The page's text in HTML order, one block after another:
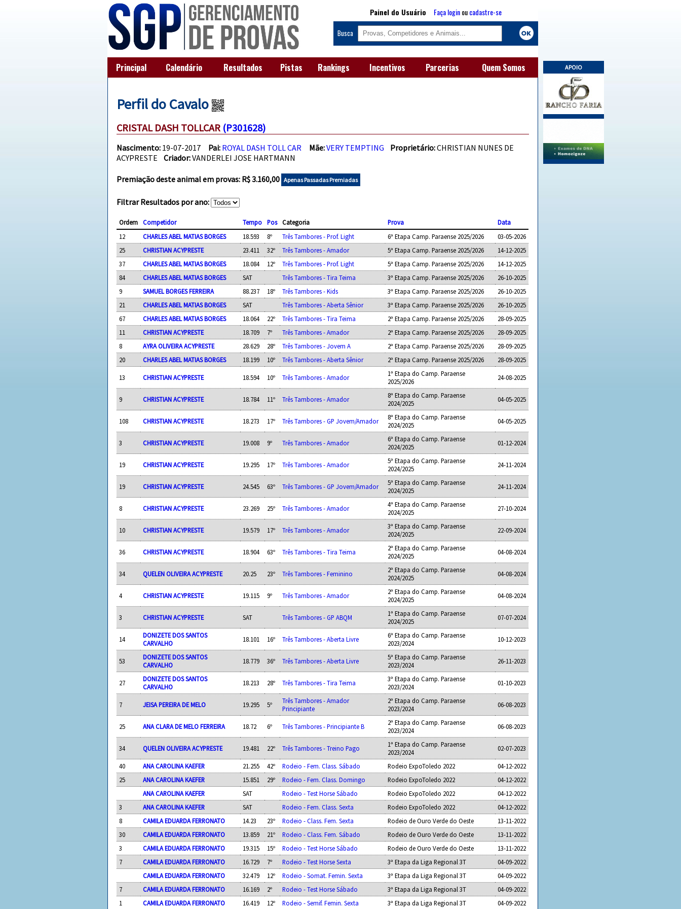
APOIO
Painel do Usuário Faça loginoucadastre-se
Busca
Principal Calendário Resultados Pistas Rankings Incentivos Parcerias Quem Somos
Perfil do Cavalo
CRISTAL DASH TOLLCAR (P301628)
Nascimento: 19-07-2017 Pai: ROYAL DASH TOLL CAR Mãe:VERY TEMPTING Proprietário:CHRISTIAN NUNES DE
ACYPRESTECriador:VANDERLEI JOSE HARTMANN
Premiação deste animal em provas: R$ 3.160,00 Apenas Passadas Premiadas
Filtrar Resultados por ano:
Ordem Competidor Tempo Pos Categoria Prova
Data
12
CHARLES ABEL MATIAS BORGES 18.593 8º Três Tambores - Prof. Light 6ª Etapa Camp. Paraense 2025/2026
03-05-2026
25
CHRISTIAN ACYPRESTE 23.411 32º Três Tambores - Amador 5ª Etapa Camp. Paraense 2025/2026
14-12-2025
37
CHARLES ABEL MATIAS BORGES 18.084 12º Três Tambores - Prof. Light 5ª Etapa Camp. Paraense 2025/2026
14-12-2025
84
CHARLES ABEL MATIAS BORGES SAT Três Tambores - Tira Teima 3ª Etapa Camp. Paraense 2025/2026
26-10-2025
9
SAMUEL BORGES FERREIRA 88.237 18º Três Tambores - Kids 3ª Etapa Camp. Paraense 2025/2026
26-10-2025
21
CHARLES ABEL MATIAS BORGES SAT Três Tambores - Aberta Sênior 3ª Etapa Camp. Paraense 2025/2026
26-10-2025
67
CHARLES ABEL MATIAS BORGES 18.064 22º Três Tambores - Tira Teima 2ª Etapa Camp. Paraense 2025/2026
28-09-2025
11
CHRISTIAN ACYPRESTE 18.709 7º Três Tambores - Amador 2ª Etapa Camp. Paraense 2025/2026
28-09-2025
8
AYRA OLIVEIRA ACYPRESTE 28.629 28º Três Tambores - Jovem A 2ª Etapa Camp. Paraense 2025/2026
28-09-2025
20
CHARLES ABEL MATIAS BORGES 18.199 10º Três Tambores - Aberta Sênior 2ª Etapa Camp. Paraense 2025/2026 28-09-2025
13 CHRISTIAN ACYPRESTE 18.594 10º Três Tambores - Amador
1ª Etapa do Camp. Paraense
2025/2026
24-08-2025
9 CHRISTIAN ACYPRESTE 18.784 11º Três Tambores - Amador
8ª Etapa do Camp. Paraense
2024/2025
04-05-2025
108 CHRISTIAN ACYPRESTE 18.273 17º Três Tambores - GP Jovem/Amador
8ª Etapa do Camp. Paraense
2024/2025
04-05-2025
3 CHRISTIAN ACYPRESTE 19.008 9º Três Tambores - Amador
6ª Etapa do Camp. Paraense
2024/2025
01-12-2024
19 CHRISTIAN ACYPRESTE 19.295 17º Três Tambores - Amador
5ª Etapa do Camp. Paraense
2024/2025
24-11-2024
19 CHRISTIAN ACYPRESTE 24.545 63º Três Tambores - GP Jovem/Amador
5ª Etapa do Camp. Paraense
2024/2025
24-11-2024
8 CHRISTIAN ACYPRESTE 23.269 25º Três Tambores - Amador
4ª Etapa do Camp. Paraense
2024/2025
27-10-2024
10 CHRISTIAN ACYPRESTE 19.579 17º Três Tambores - Amador
3ª Etapa do Camp. Paraense
2024/2025
22-09-2024
36 CHRISTIAN ACYPRESTE 18.904 63º Três Tambores - Tira Teima
2ª Etapa do Camp. Paraense
2024/2025
04-08-2024
34 QUELEN OLIVEIRA ACYPRESTE 20.25 23º Três Tambores - Feminino
2ª Etapa do Camp. Paraense
2024/2025
04-08-2024
4 CHRISTIAN ACYPRESTE 19.115 9º Três Tambores - Amador
2ª Etapa do Camp. Paraense
2024/2025
04-08-2024
3 CHRISTIAN ACYPRESTE SAT Três Tambores - GP ABQM
1ª Etapa do Camp. Paraense
2024/2025
07-07-2024
14
DONIZETE DOS SANTOS
CARVALHO
18.101 16º Três Tambores - Aberta Livre
6ª Etapa do Camp. Paraense
2023/2024
10-12-2023
53
DONIZETE DOS SANTOS
CARVALHO
18.779 36º Três Tambores - Aberta Livre
5ª Etapa do Camp. Paraense
2023/2024
26-11-2023
27
DONIZETE DOS SANTOS
CARVALHO
18.213 28º Três Tambores - Tira Teima
3ª Etapa do Camp. Paraense
2023/2024
01-10-2023
7 JEISA PEREIRA DE MELO 19.295 5º
Três Tambores - Amador
Principiante
2ª Etapa do Camp. Paraense
2023/2024
06-08-2023
25 ANA CLARA DE MELO FERREIRA 18.72 6º Três Tambores - Principiante B
2ª Etapa do Camp. Paraense
2023/2024
06-08-2023
34 QUELEN OLIVEIRA ACYPRESTE 19.481 22º Três Tambores - Treino Pago
1ª Etapa do Camp. Paraense
2023/2024
02-07-2023
40 ANA CAROLINA KAEFER 21.255 42º Rodeio - Fem. Class. Sábado Rodeio ExpoToledo 2022
04-12-2022
25
ANA CAROLINA KAEFER 15.851 29º Rodeio - Fem. Class. Domingo Rodeio ExpoToledo 2022
04-12-2022
ANA CAROLINA KAEFER
SAT Rodeio - Test Horse Sábado Rodeio ExpoToledo 2022
04-12-2022
3
ANA CAROLINA KAEFER SAT Rodeio - Fem. Class. Sexta Rodeio ExpoToledo 2022
04-12-2022
8
CAMILA EDUARDA FERRONATO 14.23 23º Rodeio - Class. Fem. Sexta Rodeio de Ouro Verde do Oeste
13-11-2022
30
CAMILA EDUARDA FERRONATO 13.859 21º Rodeio - Class. Fem. Sábado Rodeio de Ouro Verde do Oeste
13-11-2022
3
CAMILA EDUARDA FERRONATO 19.315 15º Rodeio - Test Horse Sábado Rodeio de Ouro Verde do Oeste
13-11-2022
7
CAMILA EDUARDA FERRONATO 16.729 7º Rodeio - Test Horse Sexta 3ª Etapa da Liga Regional 3T
04-09-2022
CAMILA EDUARDA FERRONATO
32.479 12º Rodeio - Somat. Femin. Sexta 3ª Etapa da Liga Regional 3T
04-09-2022
7
CAMILA EDUARDA FERRONATO 16.169 2º Rodeio - Test Horse Sábado 3ª Etapa da Liga Regional 3T
04-09-2022
1
CAMILA EDUARDA FERRONATO 16.419 12º Rodeio - Semif. Femin. Sexta 3ª Etapa da Liga Regional 3T 04-09-2022